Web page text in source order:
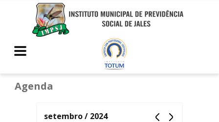
Agenda
setembro / 2024